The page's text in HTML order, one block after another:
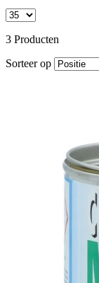
3 Producten
Sorteer op